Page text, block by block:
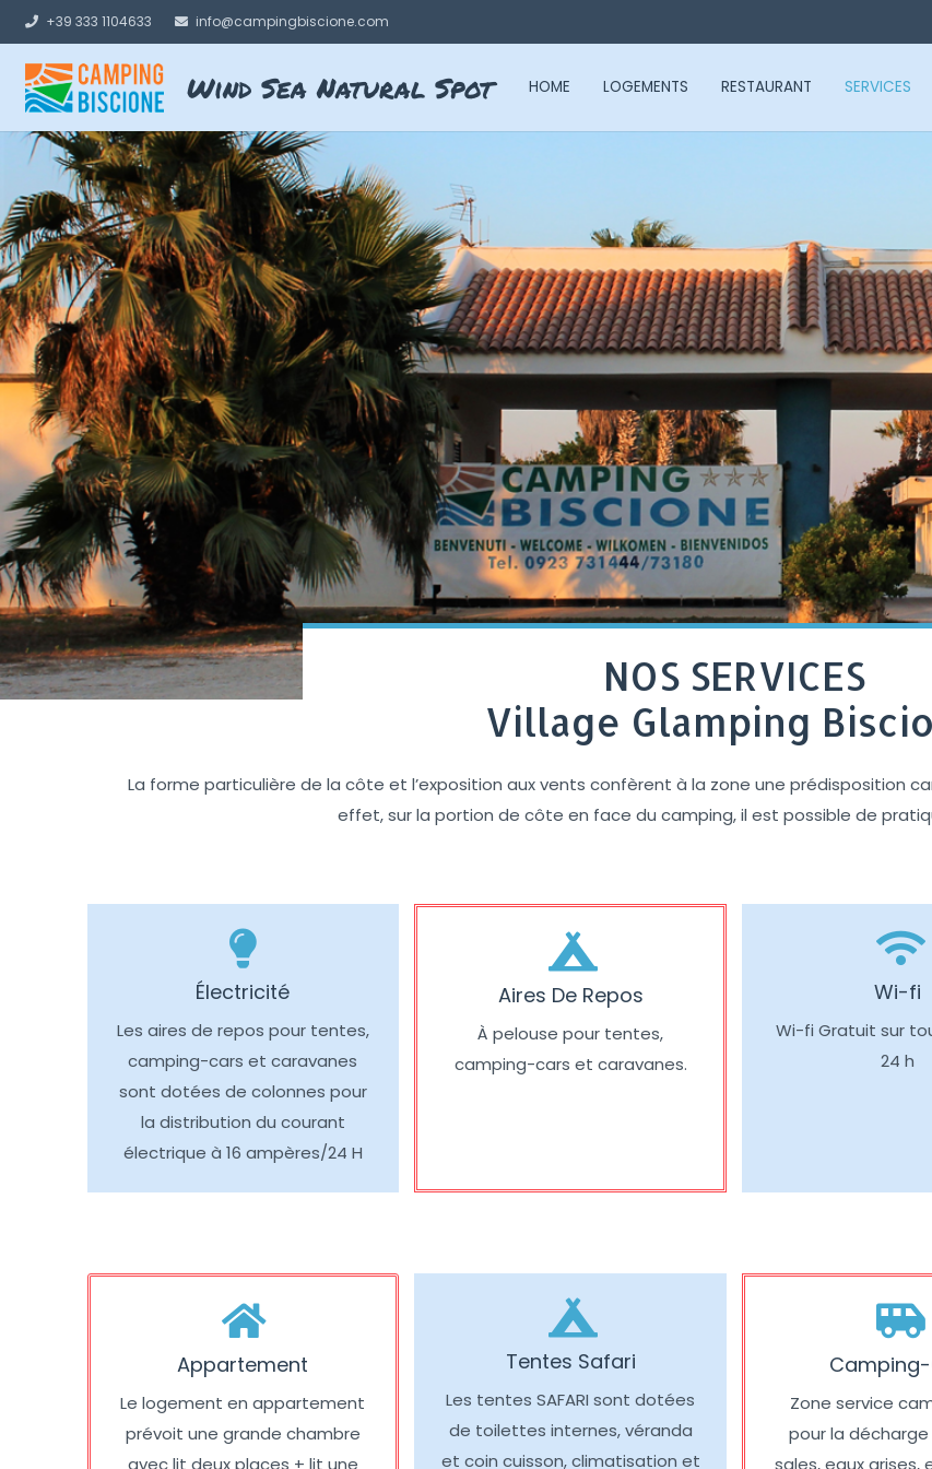
+39 333 1104633 info@campingbiscione.com
Wind Sea Natural Spot HOME LOGEMENTS RESTAURANT SERVICES
NOS SERVICES
Village Glamping
La forme particulière de la côte et l’exposition aux vents confèrent à la zone une prédisposition
effet, sur la portion de côte en face du camping, il est possible de
Électricité
Les aires de repos pour tentes,
camping-cars et caravanes
sont dotées de colonnes pour
la distribution du courant
électrique à 16 ampères/24 H
Aires De Repos
À pelouse pour tentes,
camping-cars et caravanes.
Wi-fi
Wi-fi Gratuit sur
24 h
Appartement
Le logement en appartement
prévoit une grande chambre
avec lit deux places + lit une
Tentes Safari
Les tentes SAFARI sont dotées
de toilettes internes, véranda
et coin cuisson, climatisation et
Zone service
pour la
sales, eaux grises,